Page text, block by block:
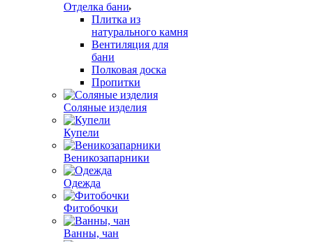
Отделка бани
Плитка из
натурального камня
Вентиляция для
бани
Полковая доска
Пропитки
Соляные изделия
Купели
Веникозапарники
Одежда
Фитобочки
Ванны, чан